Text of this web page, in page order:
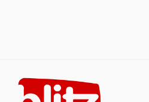
content